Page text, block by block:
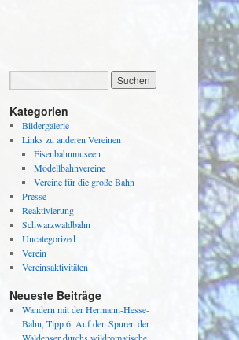
Kategorien
Bildergalerie
Links zu anderen Vereinen
Eisenbahnmuseen
Modellbahnvereine
Vereine für die große Bahn
Presse
Reaktivierung
Schwarzwaldbahn
Uncategorized
Verein
Vereinsaktivitäten
Neueste Beiträge
Wandern mit der Hermann-Hesse-
Bahn, Tipp 6. Auf den Spuren der